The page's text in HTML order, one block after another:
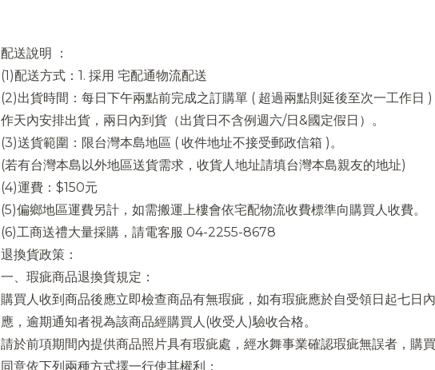
配送說明 ：
(1)配送方式：1. 採用 宅配通物流配送
(2)出貨時間：每日下午兩點前完成之訂購單 ( 超過兩點則延後至次一工作日
作天內安排出貨，兩日內到貨（出貨日不含例週六/日&國定假日）。
(3)送貨範圍：限台灣本島地區 ( 收件地址不接受郵政信箱 )。
(若有台灣本島以外地區送貨需求，收貨人地址請填台灣本島親友的地址)
(4)運費：$150元
(5)偏鄉地區運費另計，如需搬運上樓會依宅配物流收費標準向購買人收費。
(6)工商送禮大量採購，請電客服 04-2255-8678
退換貨政策：
一、瑕疵商品退換貨規定：
購買人收到商品後應立即檢查商品有無瑕疵，如有瑕疵應於自受領日起七日
應，逾期通知者視為該商品經購買人(收受人)驗收合格。
請於前項期間內提供商品照片具有瑕疵處，經水舞事業確認瑕疵無誤者，購
同意依下列兩種方式擇一行使其權利：